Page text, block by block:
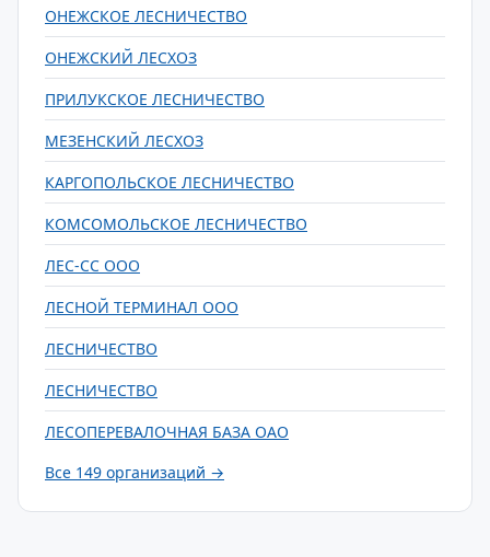
ОНЕЖСКОЕ ЛЕСНИЧЕСТВО
ОНЕЖСКИЙ ЛЕСХОЗ
ПРИЛУКСКОЕ ЛЕСНИЧЕСТВО
МЕЗЕНСКИЙ ЛЕСХОЗ
КАРГОПОЛЬСКОЕ ЛЕСНИЧЕСТВО
КОМСОМОЛЬСКОЕ ЛЕСНИЧЕСТВО
ЛЕС-СС ООО
ЛЕСНОЙ ТЕРМИНАЛ ООО
ЛЕСНИЧЕСТВО
ЛЕСНИЧЕСТВО
ЛЕСОПЕРЕВАЛОЧНАЯ БАЗА ОАО
Все 149 организаций →